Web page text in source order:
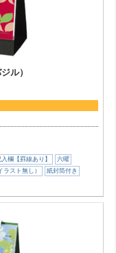
ル）
欄【罫線あり】
六曜
ラスト無し） 紙封筒付き